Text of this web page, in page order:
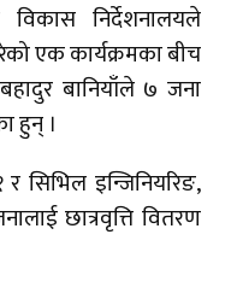
निर्देशनालयले
एक कार्यक्रमका बीच
बानियाँले ७ जना
हुन् ।
सिभिल इन्जिनियरिङ,
छात्रवृत्ति वितरण